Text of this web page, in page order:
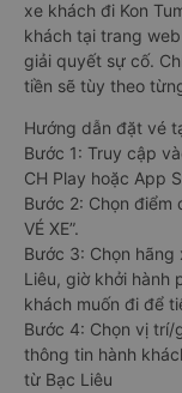
xe khách đi Kon
khách tại trang web
giải quyết sự cố.
tiền sẽ tùy theo
Hướng dẫn đặt vé
Bước 1: Truy cập
CH Play hoặc App
Bước 2: Chọn điểm
VÉ XE”.
Bước 3: Chọn hãng
Liêu, giờ khởi hành
khách muốn đi để
Bước 4: Chọn vị trí/
thông tin hành
từ Bạc Liêu